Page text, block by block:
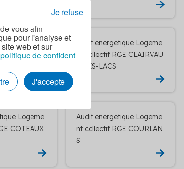
vous afin
pour l'analyse et
web et sur
politique de confident
J'accepte
Je refuse
Logeme
CHOISEY
Audit energetique Logeme
nt collectif RGE CLAIRVAU
X-LES-LACS
Logeme
COTEAUX
Audit energetique Logeme
nt collectif RGE COURLAN
S